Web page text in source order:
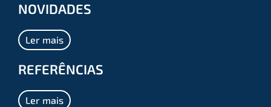
NOVIDADES
Ler mais
REFERÊNCIAS
Ler mais